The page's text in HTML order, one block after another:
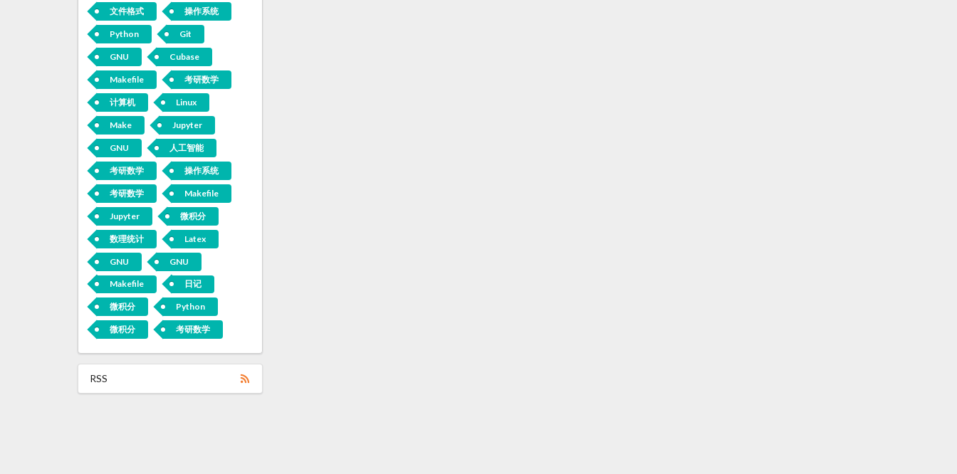
文件格式 操作系统
Python Git
GNU Cubase
Makefile 考研数学
计算机 Linux
Make Jupyter
GNU 人工智能
考研数学 操作系统
考研数学 Makefile
Jupyter 微积分
数理统计 Latex
GNU GNU
Makefile 日记
微积分 Python
微积分 考研数学
RSS